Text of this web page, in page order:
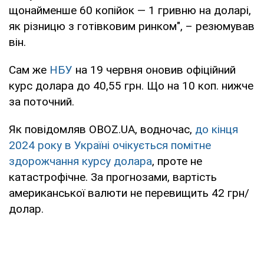
щонайменше 60 копійок — 1 гривню на доларі,
як різницю з готівковим ринком", – резюмував
він.
Сам же НБУ на 19 червня оновив офіційний
курс долара до 40,55 грн. Що на 10 коп. нижче
за поточний.
Як повідомляв OBOZ.UA, водночас, до кінця
2024 року в Україні очікується помітне
здорожчання курсу долара, проте не
катастрофічне. За прогнозами, вартість
американської валюти не перевищить 42 грн/
долар.